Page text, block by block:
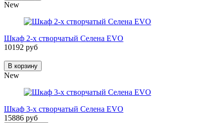
New
Шкаф 2-х створчатый Селена EVO
10192 руб
В корзину
New
Шкаф 3-х створчатый Селена EVO
15886 руб